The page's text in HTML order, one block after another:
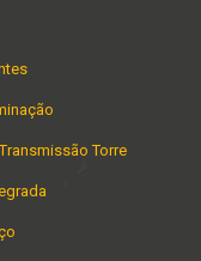
Torre